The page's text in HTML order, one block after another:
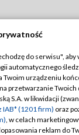
TVP
TVP
Regulamin
Polityka
Moje zgody
do serwisu", aby
automatycznego
Twoim urządzeniu
przetwarzanie Twoich
S.A. w likwidacji
IAB* (1201 firm) oraz
, w celach
reklam do